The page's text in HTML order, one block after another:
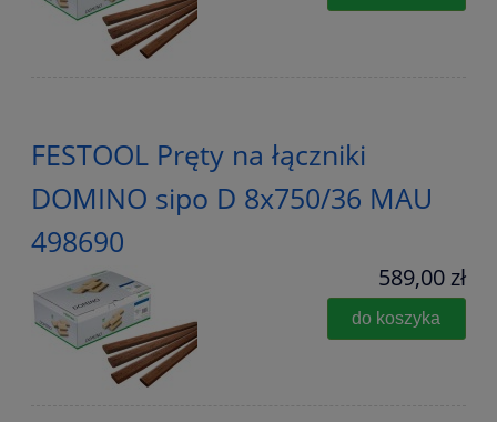
FESTOOL Pręty na łączniki
DOMINO sipo D 8x750/36 MAU
498690
589,00 zł
do koszyka